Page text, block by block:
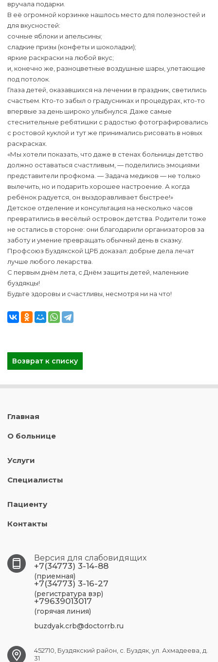
вручала подарки.
В её огромной корзинке нашлось место для полезностей и
для вкусностей:
сочные яблоки и апельсины;
сладкие призы (конфеты и шоколадки);
яркие раскраски на любой вкус;
и, конечно же, разноцветные воздушные шары, улетающие
под потолок.
Глаза детей, оказавшихся на лечении в праздник, светились
счастьем. Кто-то забыл о градусниках и процедурах, кто-то
впервые за день широко улыбнулся. Даже самые
стеснительные ребятишки с радостью фотографировались
с ростовой куклой и тут же принимались рисовать в новых
раскрасках.
«Мы хотели показать, что даже в стенах больницы детство
должно оставаться счастливым, — поделились эмоциями
представители профкома. — Задача медиков — не только
вылечить, но и подарить хорошее настроение. А когда
ребёнок радуется, он выздоравливает быстрее!»
Детское отделение и консультация на несколько часов
превратились в весёлый островок детства. Родители тоже
не остались в стороне: они благодарили организаторов за
заботу и умение превращать обычный день в сказку.
Профсоюз Буздякской ЦРБ доказал: добрые дела лечат
лучше любого лекарства.
С первым днём лета, с Днём защиты детей, маленькие
буздякцы!
Будьте здоровы и счастливы, несмотря ни на что!
Возврат к списку
Главная
О больнице
Услуги
Специалисты
Пациенту
Контакты
Версия для слабовидящих
+7(34773) 3-14-88
(приемная)
+7(34773) 3-16-27
(регистратура взр)
+79639013017
(горячая линия)
buzdyak.crb@doctorrb.ru
452710, Буздякский район, с. Буздяк, ул. Ахмадеева, д.
31